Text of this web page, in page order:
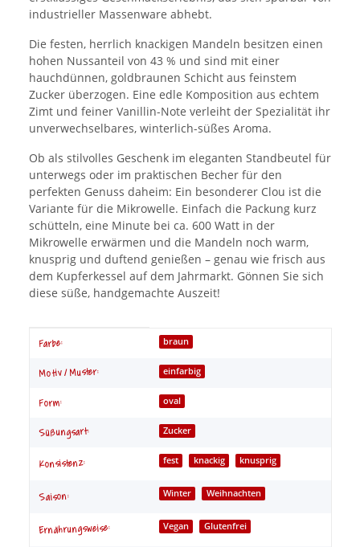
industrieller Massenware abhebt.
Die festen, herrlich knackigen Mandeln besitzen einen
hohen Nussanteil von 43 % und sind mit einer
hauchdünnen, goldbraunen Schicht aus feinstem
Zucker überzogen. Eine edle Komposition aus echtem
Zimt und feiner Vanillin-Note verleiht der Spezialität ihr
unverwechselbares, winterlich-süßes Aroma.
Ob als stilvolles Geschenk im eleganten Standbeutel für
unterwegs oder im praktischen Becher für den
perfekten Genuss daheim: Ein besonderer Clou ist die
Variante für die Mikrowelle. Einfach die Packung kurz
schütteln, eine Minute bei ca. 600 Watt in der
Mikrowelle erwärmen und die Mandeln noch warm,
knusprig und duftend genießen – genau wie frisch aus
dem Kupferkessel auf dem Jahrmarkt. Gönnen Sie sich
diese süße, handgemachte Auszeit!
Produkteigenschaft
Wert
Farbe: braun
Motiv / Muster: einfarbig
Form: oval
Süßungsart: Zucker
Konsistenz: fest knackig knusprig
Saison: Winter Weihnachten
Ernährungsweise: Vegan Glutenfrei